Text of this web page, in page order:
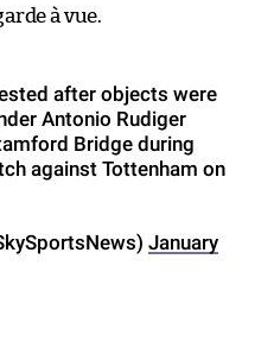
à vue.
after objects were
Antonio Rudiger
Bridge during
against Tottenham on
January